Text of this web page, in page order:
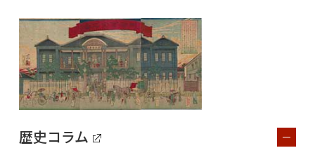
歴史コラム